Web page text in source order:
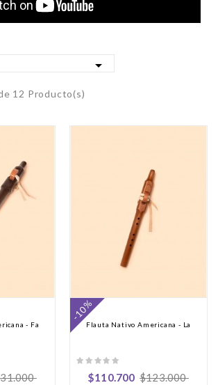

12 Producto(s)
- Fa Flauta Nativo Americana - La
$110.700 $123.000
-10%